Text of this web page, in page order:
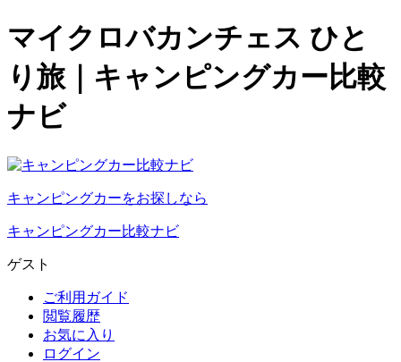
マイクロバカンチェス ひと
り旅｜キャンピングカー比較
ナビ
キャンピングカーをお探しなら
キャンピングカー比較ナビ
ゲスト
ご利用ガイド
閲覧履歴
お気に入り
ログイン